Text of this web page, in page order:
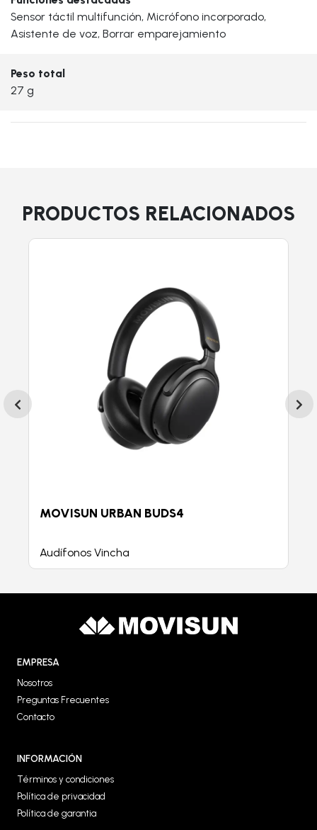
Sensor táctil multifunción, Micrófono incorporado,
Asistente de voz, Borrar emparejamiento
Peso total
27 g
PRODUCTOS RELACIONADOS
MOVISUN URBAN BUDS4
Audífonos Vincha
EMPRESA
Nosotros
Preguntas Frecuentes
Contacto
INFORMACIÓN
Términos y condiciones
Política de privacidad
Política de garantia